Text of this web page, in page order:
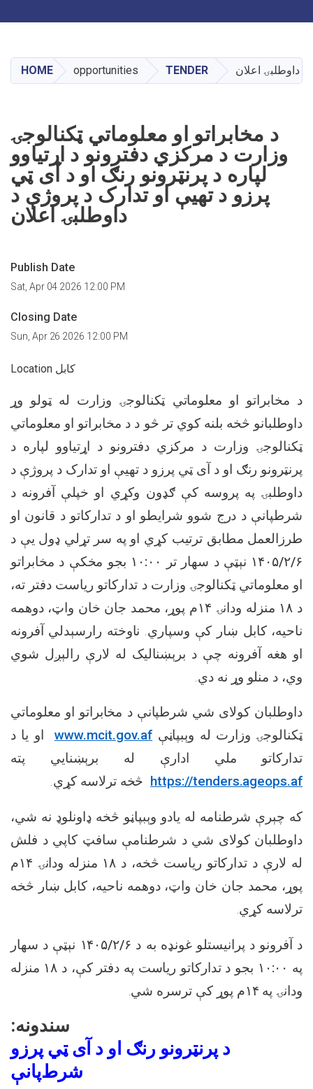
main
content
HOME opportunities TENDER د داوطلبۍ اعلان
د مخابراتو او معلوماتي ټکنالوجۍ
وزارت د مرکزي دفترونو د اړتياوو
لپاره د پرنټرونو رنګ او د آی ټي
پرزو د تهيې او تدارک د پروژې د
داوطلبۍ اعلان
Publish Date
Sat, Apr 04 2026 12:00 PM
Closing Date
Sun, Apr 26 2026 12:00 PM
Location کابل
د مخابراتو او معلوماتي ټکنالوجۍ وزارت له ټولو وړ
داوطلبانو څخه بلنه کوي تر څو د د مخابراتو او معلوماتي
ټکنالوجۍ وزارت د مرکزي دفترونو د اړتياوو لپاره د
پرنټرونو رنګ او د آی ټي پرزو د تهيې او تدارک د پروژې د
داوطلبۍ په پروسه کې ګډون وکړي او خپلې آفرونه د
شرطپانې د درج شوو شرایطو او د تدارکاتو د قانون او
طرزالعمل مطابق ترتیب کړي او په سر تړلي ډول یې د
۱۴۰۵/۲/۶ نېټې د سهار تر ۱۰:۰۰ بجو مخکې د مخابراتو
او معلوماتي ټکنالوجۍ وزارت د تدارکاتو ریاست دفتر ته،
د ۱۸ منزله ودانۍ ۱۴م پوړ، محمد جان خان واټ، دوهمه
ناحیه، کابل ښار کې وسپاري. ناوخته رارسېدلي آفرونه
او هغه آفرونه چې د برېښنالیک له لارې رالېږل شوي
وي، د منلو وړ نه دي.
داوطلبان کولای شي شرطپانې د مخابراتو او معلوماتي
ټکنالوجۍ وزارت له وېبپاڼې www.mcit.gov.af
او یا د
تدارکاتو ملي ادارې له برېښنايي پته
https://tenders.ageops.af څخه ترلاسه کړي.
که چېرې شرطنامه له یادو وېبپاڼو څخه ډاونلوډ نه شي،
داوطلبان کولای شي د شرطنامې سافټ کاپي د فلش
له لارې د تدارکاتو ریاست څخه، د ۱۸ منزله ودانۍ ۱۴م
پوړ، محمد جان خان واټ، دوهمه ناحیه، کابل ښار څخه
ترلاسه کړي.
د آفرونو د پرانیستلو غونډه به د ۱۴۰۵/۲/۶ نېټې د سهار
په ۱۰:۰۰ بجو د تدارکاتو ریاست په دفتر کې، د ۱۸ منزله
ودانۍ په ۱۴م پوړ کې ترسره شي
سندونه:
د پرنټرونو رنګ او د آی ټي پرزو
شرط‌پانې